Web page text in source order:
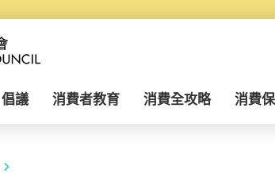
倡議 消費者教育 消費全攻略 消費